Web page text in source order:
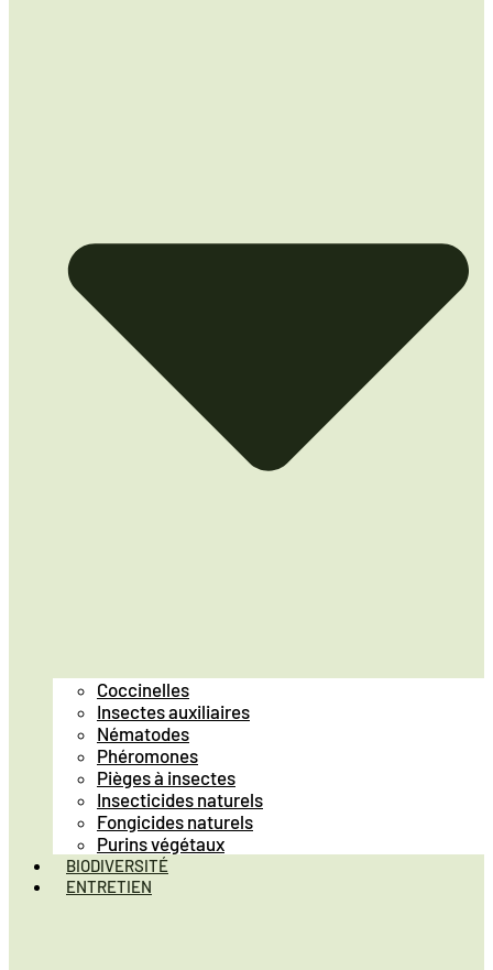
Coccinelles
Insectes auxiliaires
Nématodes
Phéromones
Pièges à insectes
Insecticides naturels
Fongicides naturels
Purins végétaux
BIODIVERSITÉ
ENTRETIEN